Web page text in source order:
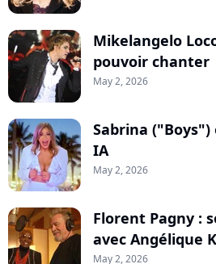
Mikelangelo
pouvoir chanter
May 2, 2026
Sabrina ("Boys")
IA
May 2, 2026
Florent Pagny :
avec Angélique
May 2, 2026